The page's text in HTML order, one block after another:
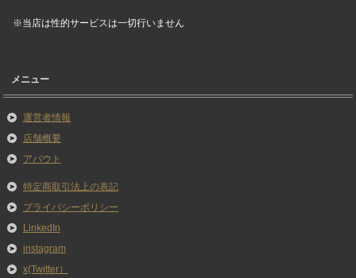
※当店は性的サービスは一切行いません
メニュー
運営者情報
店舗概要
アバウト
特定商取引法上の表記
プライバシーポリシー
LinkedIn
instagram
x(Twitter）